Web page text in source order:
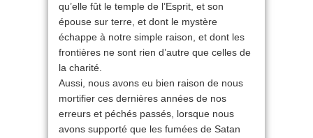
qu’elle fût le temple de l’Esprit, et son
épouse sur terre, et dont le mystère
échappe à notre simple raison, et dont les
frontières ne sont rien d’autre que celles de
la charité.
Aussi, nous avons eu bien raison de nous
mortifier ces dernières années de nos
erreurs et péchés passés, lorsque nous
avons supporté que les fumées de Satan